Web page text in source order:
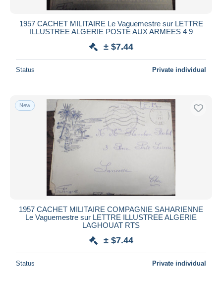
1957 CACHET MILITAIRE Le Vaguemestre sur LETTRE
ILLUSTREE ALGERIE POSTE AUX ARMEES 4 9
± $7.44
Status Private individual
New
1957 CACHET MILITAIRE COMPAGNIE SAHARIENNE
Le Vaguemestre sur LETTRE ILLUSTREE ALGERIE
LAGHOUAT RTS
± $7.44
Status Private individual